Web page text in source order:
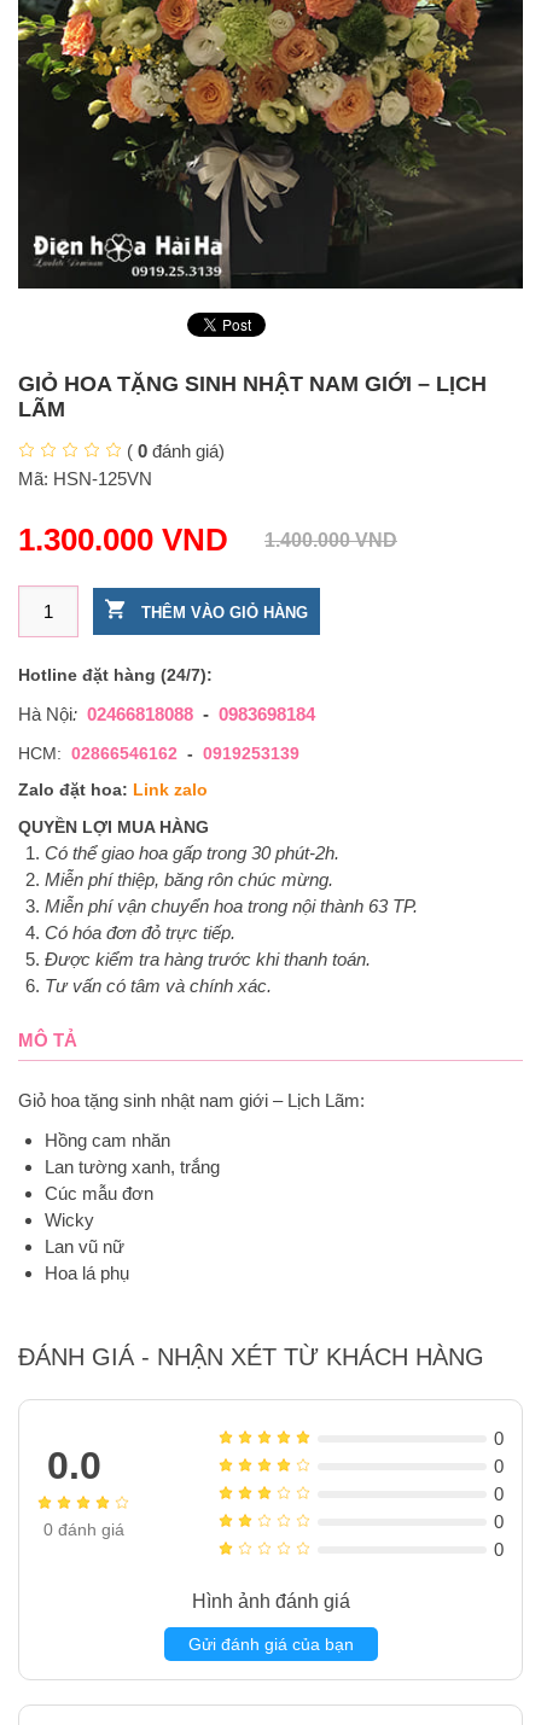
GIỎ HOA TẶNG SINH NHẬT NAM GIỚI – LỊCH
LÃM
( 0 đánh giá)
Mã: HSN-125VN
1.400.000VND
1.300.000 VND
Giỏ hoa tặng sinh nhật nam giới - Lịch Lãm số lượng
THÊM VÀO GIỎ HÀNG
Hotline đặt hàng (24/7):
Hà Nội: 02466818088 - 0983698184
HCM: 02866546162 - 0919253139
Zalo đặt hoa: Link zalo
QUYỀN LỢI MUA HÀNG
Có thể giao hoa gấp trong 30 phút-2h.
Miễn phí thiệp, băng rôn chúc mừng.
Miễn phí vận chuyển hoa trong nội thành 63 TP.
Có hóa đơn đỏ trực tiếp.
Được kiểm tra hàng trước khi thanh toán.
Tư vấn có tâm và chính xác.
MÔ TẢ
Giỏ hoa tặng sinh nhật nam giới – Lịch Lãm:
Hồng cam nhăn
Lan tường xanh, trắng
Cúc mẫu đơn
Wicky
Lan vũ nữ
Hoa lá phụ
ĐÁNH GIÁ - NHẬN XÉT TỪ KHÁCH HÀNG
0.0
0đánh giá
0
0
0
0
0
Hình ảnh đánh giá
Gửi đánh giá của bạn